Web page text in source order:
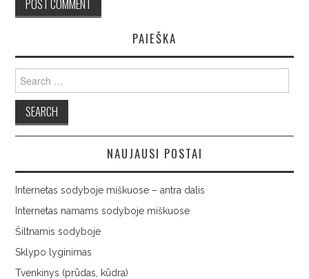
PAIEŠKA
for:
NAUJAUSI POSTAI
Internetas sodyboje miškuose – antra dalis
Internetas namams sodyboje miškuose
Šiltnamis sodyboje
Sklypo lyginimas
Tvenkinys (prūdas, kūdra)